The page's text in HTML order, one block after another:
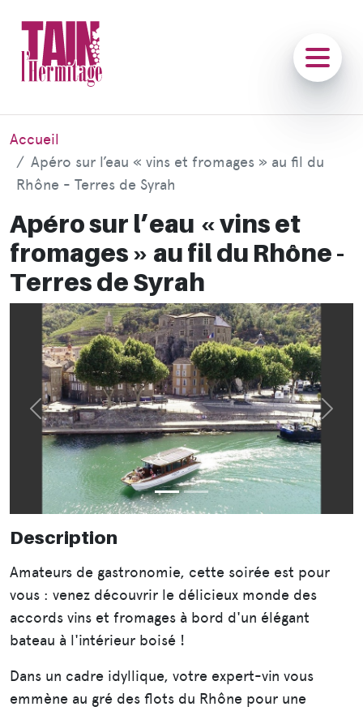
Accueil
Apéro sur l’eau « vins et fromages » au fil du
Rhône - Terres de Syrah
Apéro sur l’eau « vins et
fromages » au fil du Rhône -
Terres de Syrah
Précédent
Description
Amateurs de gastronomie, cette soirée est pour
vous : venez découvrir le délicieux monde des
accords vins et fromages à bord d'un élégant
bateau à l'intérieur boisé !
Dans un cadre idyllique, votre expert-vin vous
emmène au gré des flots du Rhône pour une